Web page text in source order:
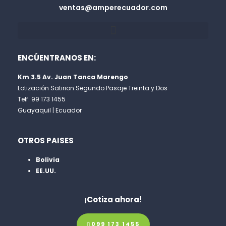
ventas@amperecuador.com
ENCÚENTRANOS EN:
Km 3.5 Av. Juan Tanca Marengo
Lotización Satirion Segundo Pasaje Treinta y Dos
Telf: 99 173 1455
Guayaquil | Ecuador
OTROS PAISES
Bolivia
EE.UU.
¡Cotiza ahora!
099 173 1455